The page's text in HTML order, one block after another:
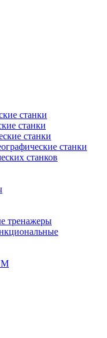
станки
станки
станки
станки
станков
тренажеры